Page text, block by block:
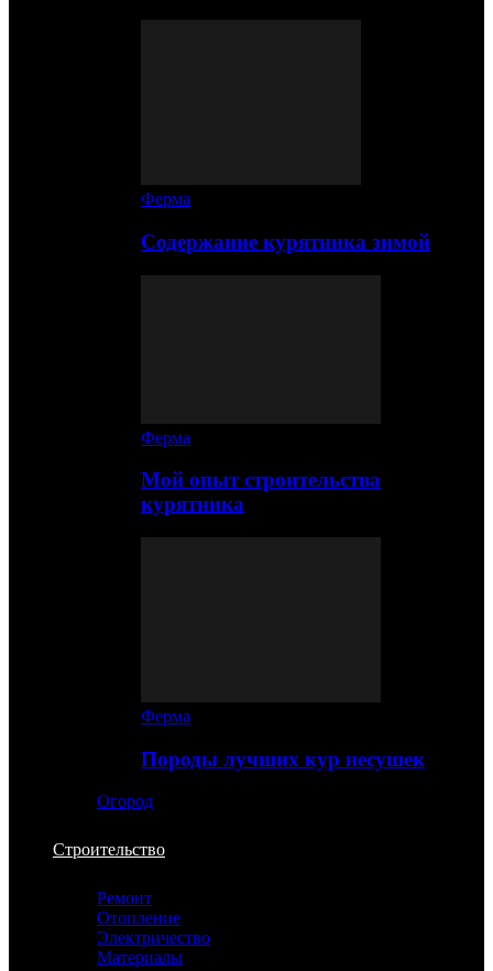
Ферма
Содержание курятника зимой
Ферма
Мой опыт строительства
курятника
Ферма
Породы лучших кур несушек
Огород
Строительство
Ремонт
Отопление
Электричество
Материалы